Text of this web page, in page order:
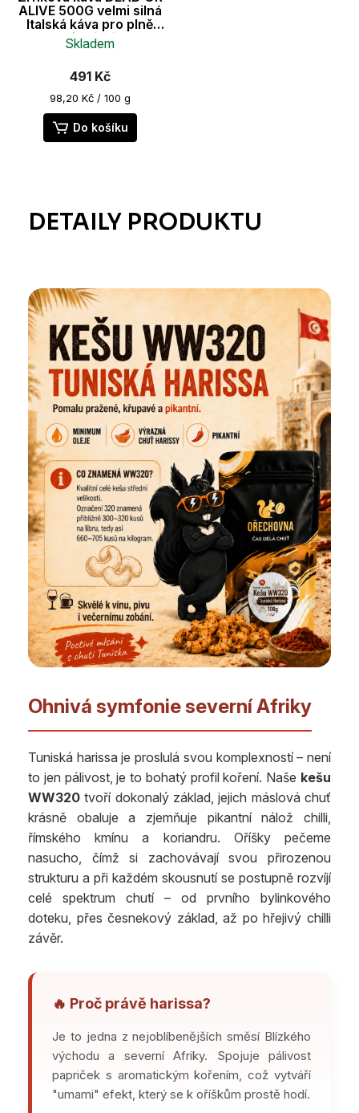
ALIVE 500G velmi silná
Italská káva pro plně
automatické kávovary
534 mg kofeinu
hodnocení
produktu
5,0
z
Skladem
491 Kč
Měrná
cena:
98,20 Kč / 100 g
Do košíku
Ohnivá symfonie severní Afriky
Tuniská harissa je proslulá svou komplexností – není
to jen pálivost, je to bohatý profil koření. Naše kešu
WW320 tvoří dokonalý základ, jejich máslová chuť
krásně obaluje a zjemňuje pikantní nálož chilli,
římského kmínu a koriandru. Oříšky pečeme
nasucho, čímž si zachovávají svou přirozenou
strukturu a při každém skousnutí se postupně rozvíjí
celé spektrum chutí – od prvního bylinkového
doteku, přes česnekový základ, až po hřejivý chilli
závěr.
🔥 Proč právě harissa?
Je to jedna z nejoblíbenějších směsí Blízkého
východu a severní Afriky. Spojuje pálivost
papriček s aromatickým kořením, což vytváří
"umami" efekt, který se k oříškům prostě hodí.